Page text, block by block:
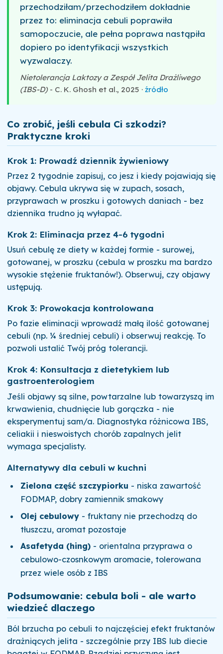
przechodziłam/przechodziłem dokładnie
przez to: eliminacja cebuli poprawiła
samopoczucie, ale pełna poprawa nastąpiła
dopiero po identyfikacji wszystkich
wyzwalaczy.
Nietolerancja Laktozy a Zespół Jelita Drażliwego
(IBS-D)- C. K. Ghosh et al., 2025 · źródło
Co zrobić, jeśli cebula Ci szkodzi?
Praktyczne kroki
Krok 1: Prowadź dziennik żywieniowy
Przez 2 tygodnie zapisuj, co jesz i kiedy pojawiają się
objawy. Cebula ukrywa się w zupach, sosach,
przyprawach w proszku i gotowych daniach - bez
dziennika trudno ją wyłapać.
Krok 2: Eliminacja przez 4-6 tygodni
Usuń cebulę ze diety w każdej formie - surowej,
gotowanej, w proszku (cebula w proszku ma bardzo
wysokie stężenie fruktanów!). Obserwuj, czy objawy
ustępują.
Krok 3: Prowokacja kontrolowana
Po fazie eliminacji wprowadź małą ilość gotowanej
cebuli (np. ¼ średniej cebuli) i obserwuj reakcję. To
pozwoli ustalić Twój próg tolerancji.
Krok 4: Konsultacja z dietetykiem lub
gastroenterologiem
Jeśli objawy są silne, powtarzalne lub towarzyszą im
krwawienia, chudnięcie lub gorączka - nie
eksperymentuj sam/a. Diagnostyka różnicowa IBS,
celiakii i nieswoistych chorób zapalnych jelit
wymaga specjalisty.
Alternatywy dla cebuli w kuchni
Zielona część szczypiorku - niska zawartość
FODMAP, dobry zamiennik smakowy
Olej cebulowy - fruktany nie przechodzą do
tłuszczu, aromat pozostaje
Asafetyda (hing) - orientalna przyprawa o
cebulowo-czosnkowym aromacie, tolerowana
przez wiele osób z IBS
Podsumowanie: cebula boli - ale warto
wiedzieć dlaczego
Ból brzucha po cebuli to najczęściej efekt fruktanów
drażniących jelita - szczególnie przy IBS lub diecie